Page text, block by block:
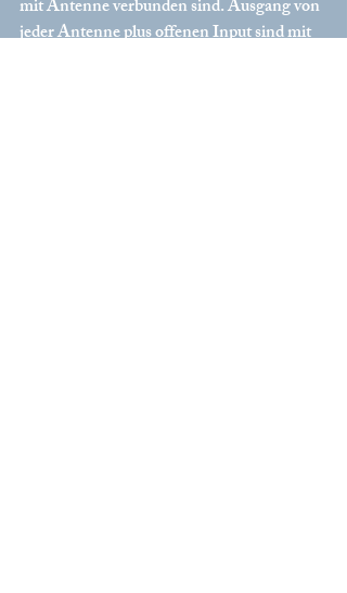
mit Antenne verbunden sind. Ausgang von
jeder Antenne plus offenen Input sind mit